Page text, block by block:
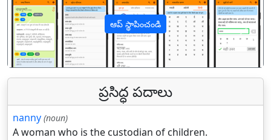
ఆప్ స్థాపించండి
पिछला
ప్రసిద్ధ పదాలు
nanny (noun)
A woman who is the custodian of children.